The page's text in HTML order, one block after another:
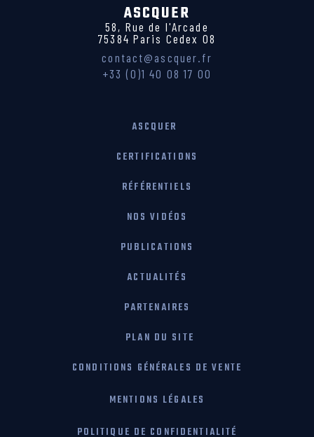
ASCQUER
58, Rue de l'Arcade
75384 Paris Cedex 08
contact@ascquer.fr
+33 (0)1 40 08 17 00
ASCQUER
CERTIFICATIONS
RÉFÉRENTIELS
NOS VIDÉOS
PUBLICATIONS
ACTUALITÉS
PARTENAIRES
PLAN DU SITE
CONDITIONS GÉNÉRALES DE VENTE
MENTIONS LÉGALES
POLITIQUE DE CONFIDENTIALITÉ